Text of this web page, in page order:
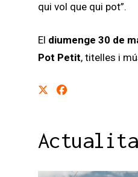
qui vol que qui pot”.
El diumenge 30 de
Pot Petit, titelles i